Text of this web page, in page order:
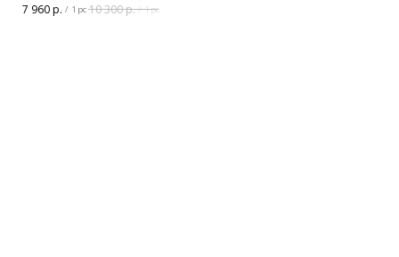
7 960р. / 1 pc 10 300р. / 1 pc